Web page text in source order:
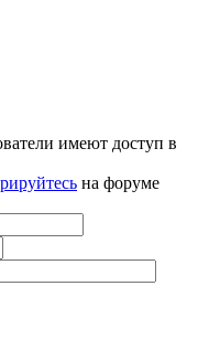
имеют доступ в
на форуме